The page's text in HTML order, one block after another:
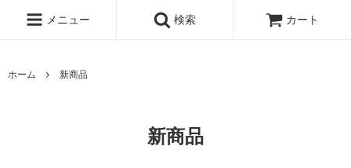
メニュー 検索 カート
ホーム 新商品
新商品